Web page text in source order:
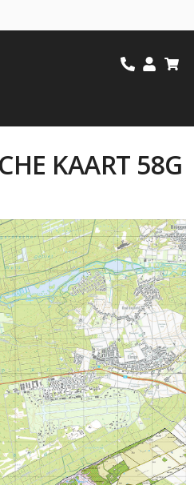
KAART 58G